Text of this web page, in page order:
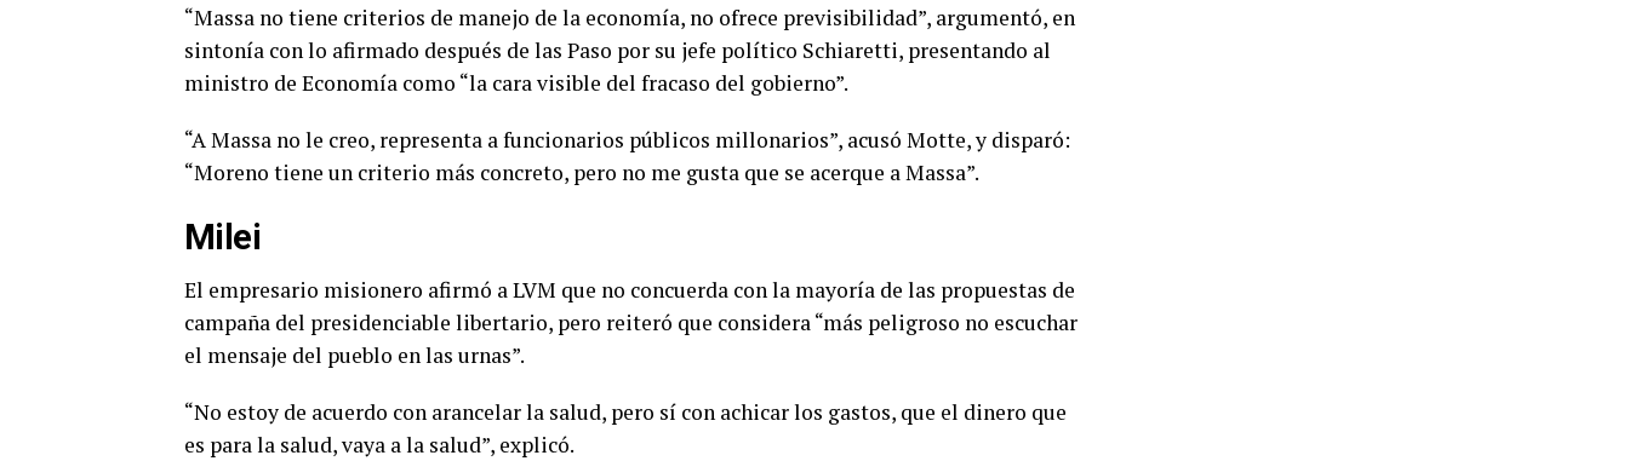
“Massa no tiene criterios de manejo de la economía, no ofrece previsibilidad”, argumentó, en
sintonía con lo afirmado después de las Paso por su jefe político Schiaretti, presentando al
ministro de Economía como “la cara visible del fracaso del gobierno”.
“A Massa no le creo, representa a funcionarios públicos millonarios”, acusó Motte, y disparó:
“Moreno tiene un criterio más concreto, pero no me gusta que se acerque a Massa”.
Milei
El empresario misionero afirmó a LVM que no concuerda con la mayoría de las propuestas de
campaña del presidenciable libertario, pero reiteró que considera “más peligroso no escuchar
el mensaje del pueblo en las urnas”.
“No estoy de acuerdo con arancelar la salud, pero sí con achicar los gastos, que el dinero que
es para la salud, vaya a la salud”, explicó.